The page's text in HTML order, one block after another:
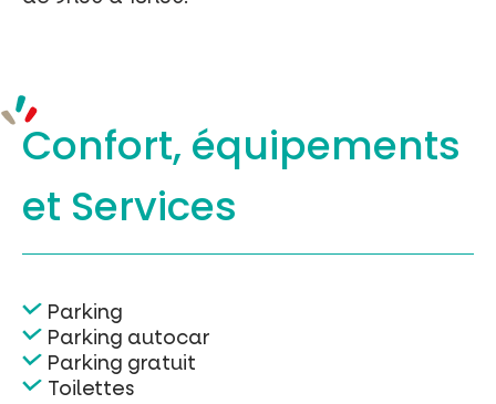
Confort, équipements
et Services
Parking
Parking autocar
Parking gratuit
Toilettes